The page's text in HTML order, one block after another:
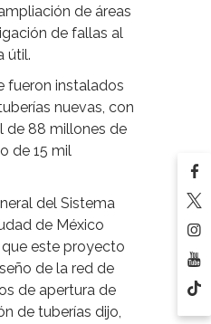
de áreas
de fallas al
útil.
fueron instalados
nuevas, con
de 88 millones de
de 15 mil
del Sistema
de México
este proyecto
de la red de
de apertura de
de tuberías dijo,